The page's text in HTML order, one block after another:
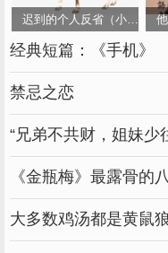
赶，购物不用抢，
老房子里挂上一
页，一页代表一天
等我老了 ，就按
遵循着农民历上
候，开辟一块菜园
在春天松动泥土
茄、油麦菜、草莓
迟到的个人反省（小小说）
经典短篇：《手机》
禁忌之恋
“兄弟不共财，姐妹少
《金瓶梅》最露骨的
大多数鸡汤都是黄鼠